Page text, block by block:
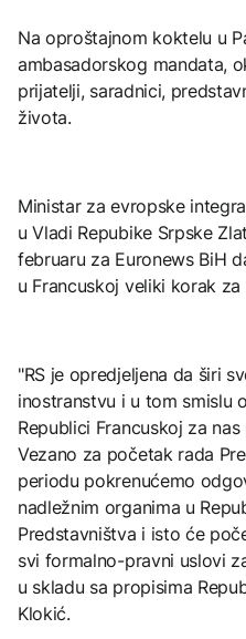
Na oproštajnom koktelu u
ambasadorskog mandata,
prijatelji, saradnici,
života.
Ministar za evropske
u Vladi Repubike Srpske
februaru za Euronews BiH
u Francuskoj veliki korak za
"RS je opredjeljena da širi
inostranstvu i u tom smislu
Republici Francuskoj za
Vezano za početak rada
periodu pokrenućemo
nadležnim organima u
Predstavništva i isto će
svi formalno-pravni uslovi
u skladu sa propisima
Klokić.